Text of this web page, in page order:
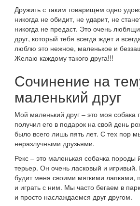
Дружить с таким товарищем одно
никогда не обидит, не ударит, не
никогда не предаст. Это очень
друг, который тебя всегда ждет и
люблю это нежное, маленькое и
Желаю каждому такого друга!!!
Сочинение на
маленький друг
Мой маленький друг – это моя собака
получил его в подарок на свой день
было всего лишь пять лет. С тех пор
неразлучными друзьями.
Рекс – это маленькая собачка породы
терьер. Он очень ласковый и игривый.
будит меня своими мягкими лапками,
и играть с ним. Мы часто бегаем в
и просто наслаждаемся друг другом.